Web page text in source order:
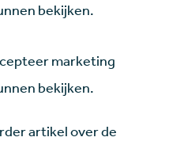
bekijken.
marketing
bekijken.
artikel over de